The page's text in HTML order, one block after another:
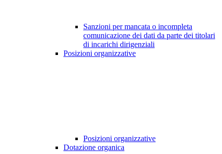
Sanzioni per mancata o incompleta
comunicazione dei dati da parte dei titolari
di incarichi dirigenziali
Posizioni organizzative
Posizioni organizzative
Dotazione organica